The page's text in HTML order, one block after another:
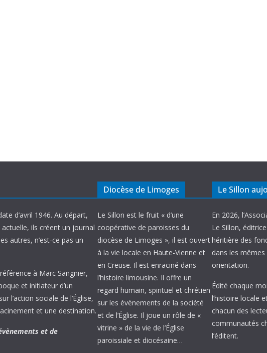
d’avril 1946. Au départ,
ils créent un journal
autres, n’est-ce pas un
à Marc Sangnier,
et initiateur d’un
l’action sociale de l’Église,
et une destination.
et de
Diocèse de Limoges
Le Sillon est le fruit « d’une
coopérative de paroisses du
diocèse de Limoges », il est ouvert
à la vie locale en Haute-Vienne et
en Creuse. Il est enraciné dans
l’histoire limousine. Il offre un
regard humain, spirituel et chrétien
sur les évènements de la société
et de l’Église. Il joue un rôle de «
vitrine » de la vie de l’Église
paroissiale et diocésaine…
Le Sillon
En 2026,
Le Sillon,
héritière des
dans les
orientation.
Édité chaque
l’histoire locale
chacun des
communautés
l’éditent.